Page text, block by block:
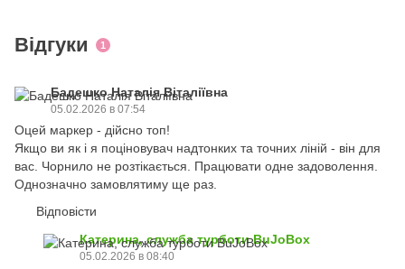
Відгуки 1
Бадешко Наталія Віталіївна
05.02.2026 в 07:54
Оцей маркер - дійсно топ!
Якщо ви як і я поціновувач надтонких та точних ліній - він для
вас. Чорнило не розтікається. Працювати одне задоволення.
Однозначно замовлятиму ще раз.
Відповісти
Катерина, служба турботи BuJoBox
05.02.2026 в 08:40